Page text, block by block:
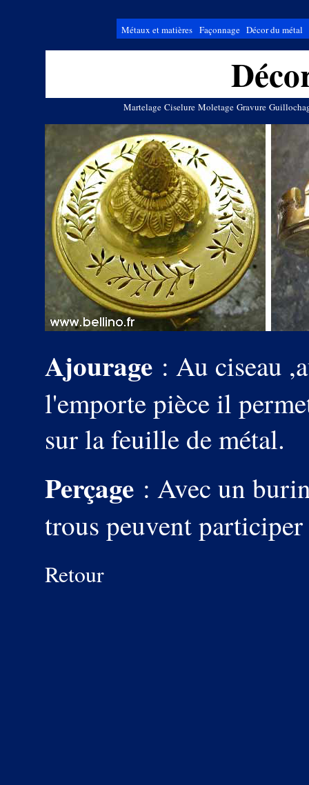
Métaux et matières Façonnage Décor du métal
Martelage Ciselure Moletage Gravure
Ajourage : Au ciseau
l'emporte pièce il
sur la feuille de métal.
Perçage : Avec un
trous peuvent
Retour